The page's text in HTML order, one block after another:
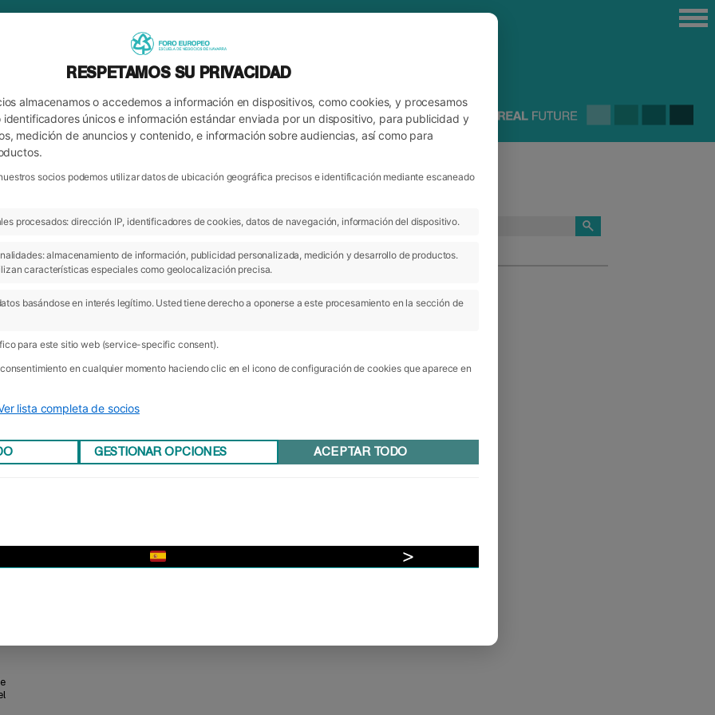
ARCHIVO CATEGORÍAS
RESPETAMOS SU PRIVACIDAD
almacenamos o accedemos a información en dispositivos, como cookies, y procesamos
únicos e información estándar enviada por un dispositivo, para publicidad y
medición de anuncios y contenido, e información sobre audiencias, así como para
socios podemos utilizar datos de ubicación geográfica precisos e identificación mediante escaneado
procesados: dirección IP, identificadores de cookies, datos de navegación, información del dispositivo.
almacenamiento de información, publicidad personalizada, medición y desarrollo de productos.
características especiales como geolocalización precisa.
basándose en interés legítimo. Usted tiene derecho a oponerse a este procesamiento en la sección de
para este sitio web (service-specific consent).
en cualquier momento haciendo clic en el icono de configuración de cookies que aparece en
lista completa de socios
GESTIONAR OPCIONES ACEPTAR TODO